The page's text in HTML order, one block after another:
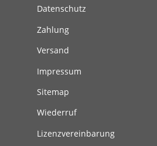
Datenschutz
Zahlung
Versand
Impressum
Sitemap
Wiederruf
Lizenzvereinbarung